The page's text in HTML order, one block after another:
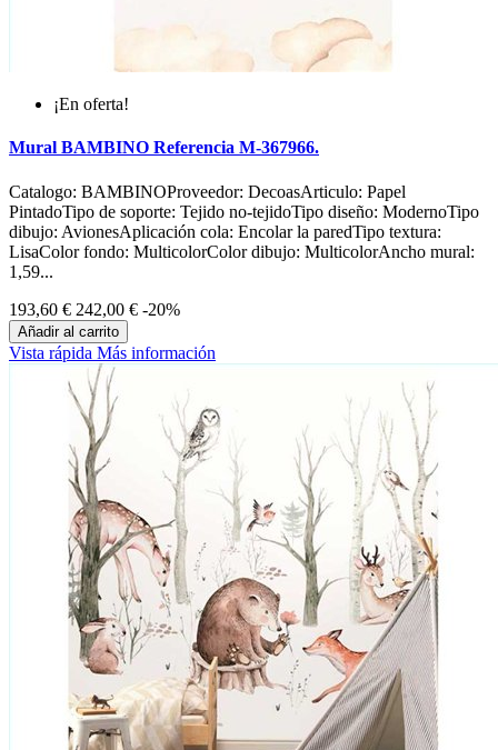
¡En oferta!
Mural BAMBINO Referencia M-367966.
Catalogo: BAMBINOProveedor: DecoasArticulo: Papel
PintadoTipo de soporte: Tejido no-tejidoTipo diseño: ModernoTipo
dibujo: AvionesAplicación cola: Encolar la paredTipo textura:
LisaColor fondo: MulticolorColor dibujo: MulticolorAncho mural:
1,59...
193,60 € 242,00 € -20%
Añadir al carrito
Vista rápida Más información